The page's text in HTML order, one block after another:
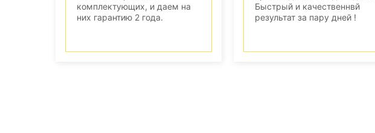
комплектующих, и даем на
них гарантию 2 года.
Быстрый и качественнвй
результат за пару дней !